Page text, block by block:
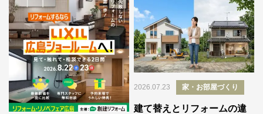
2026.07.23 家・お部屋づくり
建て替えとリフォームの違